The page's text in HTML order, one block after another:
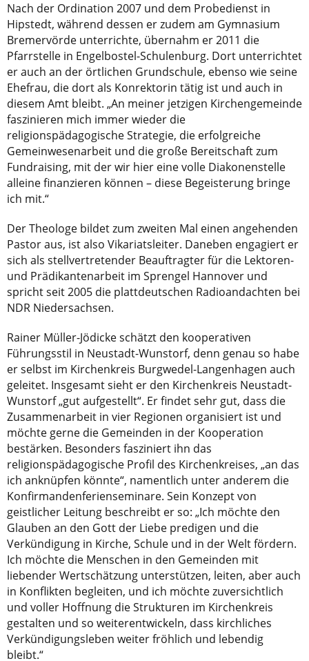
Nach der Ordination 2007 und dem Probedienst in
Hipstedt, während dessen er zudem am Gymnasium
Bremervörde unterrichte, übernahm er 2011 die
Pfarrstelle in Engelbostel-Schulenburg. Dort unterrichtet
er auch an der örtlichen Grundschule, ebenso wie seine
Ehefrau, die dort als Konrektorin tätig ist und auch in
diesem Amt bleibt. „An meiner jetzigen Kirchengemeinde
faszinieren mich immer wieder die
religionspädagogische Strategie, die erfolgreiche
Gemeinwesenarbeit und die große Bereitschaft zum
Fundraising, mit der wir hier eine volle Diakonenstelle
alleine finanzieren können – diese Begeisterung bringe
ich mit.“
Der Theologe bildet zum zweiten Mal einen angehenden
Pastor aus, ist also Vikariatsleiter. Daneben engagiert er
sich als stellvertretender Beauftragter für die Lektoren-
und Prädikantenarbeit im Sprengel Hannover und
spricht seit 2005 die plattdeutschen Radioandachten bei
NDR Niedersachsen.
Rainer Müller-Jödicke schätzt den kooperativen
Führungsstil in Neustadt-Wunstorf, denn genau so habe
er selbst im Kirchenkreis Burgwedel-Langenhagen auch
geleitet. Insgesamt sieht er den Kirchenkreis Neustadt-
Wunstorf „gut aufgestellt“. Er findet sehr gut, dass die
Zusammenarbeit in vier Regionen organisiert ist und
möchte gerne die Gemeinden in der Kooperation
bestärken. Besonders fasziniert ihn das
religionspädagogische Profil des Kirchenkreises, „an das
ich anknüpfen könnte“, namentlich unter anderem die
Konfirmandenferienseminare. Sein Konzept von
geistlicher Leitung beschreibt er so: „Ich möchte den
Glauben an den Gott der Liebe predigen und die
Verkündigung in Kirche, Schule und in der Welt fördern.
Ich möchte die Menschen in den Gemeinden mit
liebender Wertschätzung unterstützen, leiten, aber auch
in Konflikten begleiten, und ich möchte zuversichtlich
und voller Hoffnung die Strukturen im Kirchenkreis
gestalten und so weiterentwickeln, dass kirchliches
Verkündigungsleben weiter fröhlich und lebendig
bleibt.“